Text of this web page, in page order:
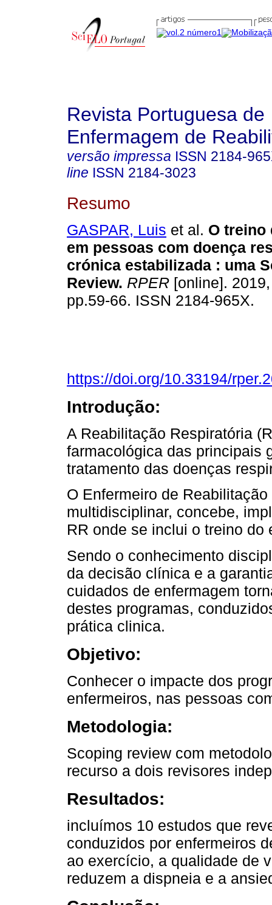
Revista Portuguesa de
Enfermagem de
versão impressa ISSN 2184-
line ISSN 2184-3023
Resumo
GASPAR, Luis et al. O treino
em pessoas com doença
crónica estabilizada : uma
Review. RPER [online].
pp.59-66. ISSN 2184-965X.
https://doi.org/10.33194/
Introdução:
A Reabilitação Respiratória
farmacológica das principais
tratamento das doenças
O Enfermeiro de
multidisciplinar, concebe,
RR onde se inclui o treino do
Sendo o conhecimento
da decisão clínica e a
cuidados de enfermagem
destes programas,
prática clinica.
Objetivo:
Conhecer o impacte dos
enfermeiros, nas pessoas
Metodologia:
Scoping review com
recurso a dois revisores
Resultados:
incluímos 10 estudos que
conduzidos por enfermeiros
ao exercício, a qualidade de
reduzem a dispneia e a